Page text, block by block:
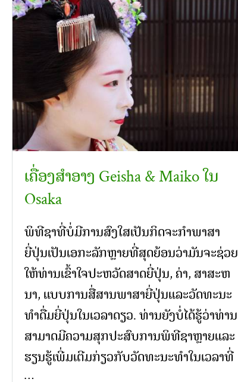
ເຄື່ອງສໍາອາງ Geisha & Maiko ໃນ
Osaka
ພິທີຊາທີ່ບໍ່ມີການສົງໃສເປັນກິດຈະກໍາພາສາ
ຍີ່ປຸ່ນເປັນເອກະລັກຫຼາຍທີ່ສຸດຍ້ອນວ່າມັນຈະຊ່ວຍ
ໃຫ້ທ່ານເຂົ້າໃຈປະຫວັດສາດຍີ່ປຸ່ນ, ຄ່າ, ສາສະຫ
ນາ, ແບບການສື່ສານພາສາຍີ່ປຸ່ນແລະວັດທະນະ
ທໍາດື່ມຍີ່ປຸ່ນໃນເວລາດຽວ. ທ່ານຍັງບໍ່ໄດ້ຮູ້ວ່າທ່ານ
ສາມາດມີຄວາມສຸກປະສົບການພິທີຊາຫຼາຍແລະ
ຮຽນຮູ້ເພີ່ມເຕີມກ່ຽວກັບວັດທະນະທໍາໃນເວລາທີ່
…